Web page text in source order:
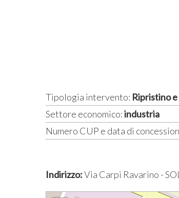
Tipologia intervento: Ripristino
Settore economico:industria
Numero CUP e data di
Indirizzo:Via Carpi Ravarino -